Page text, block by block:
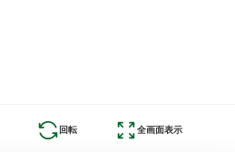
回転 全画面表示